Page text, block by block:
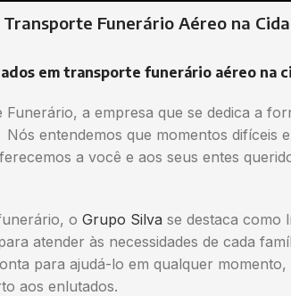
Funerário Aéreo na
em transporte funerário aéreo na
a empresa que se dedica a
Nós entendemos que momentos difíceis
a você e aos seus entes
o Grupo Silva se destaca como
atender às necessidades de cada
para ajudá-lo em qualquer
aos enlutados.